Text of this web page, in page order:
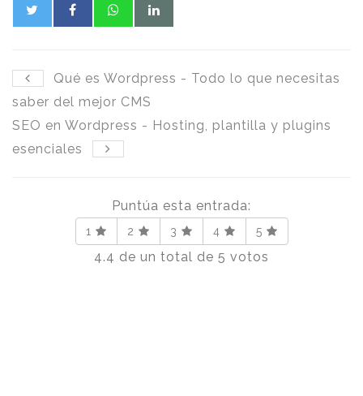
Qué es Wordpress - Todo lo que necesitas
saber del mejor CMS
SEO en Wordpress - Hosting, plantilla y plugins
esenciales
Puntúa esta entrada:
1 2 3 4 5
4.4 de un total de 5 votos